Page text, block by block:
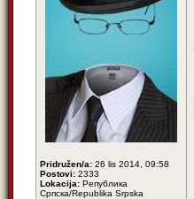
Pridružen/a: 26 lis 2014, 09:58
Postovi: 2333
Lokacija: Република
Српска/Republika Srpska